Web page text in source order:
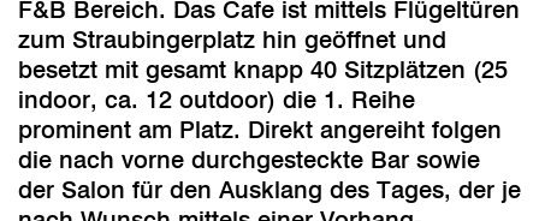
F&B Bereich. Das Cafe ist mittels Flügeltüren
zum Straubingerplatz hin geöffnet und
besetzt mit gesamt knapp 40 Sitzplätzen (25
indoor, ca. 12 outdoor) die 1. Reihe
prominent am Platz. Direkt angereiht folgen
die nach vorne durchgesteckte Bar sowie
der Salon für den Ausklang des Tages, der je